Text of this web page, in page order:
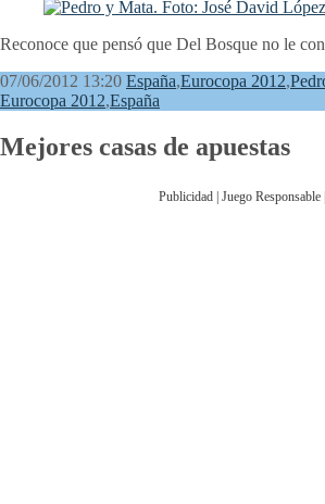
Reconoce que pensó que Del Bosque no le
07/06/2012 13:20 España,Eurocopa 2012,
Eurocopa 2012,España
Mejores casas de apuestas
Publicidad | Juego Responsable